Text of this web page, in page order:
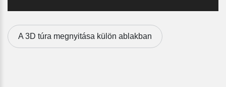
A 3D túra megnyitása külön ablakban